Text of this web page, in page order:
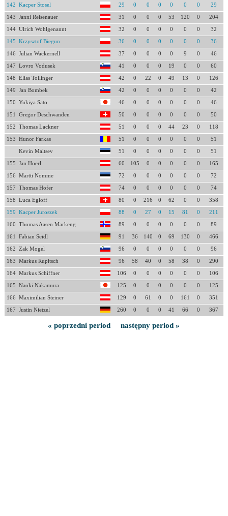
142 Kacper Stosel 29 0 0 0 0 0 0 29
143 Janni Reisenauer 31 0 0 0 53 120 0 204
144 Ulrich Wohlgenannt 32 0 0 0 0 0 0 32
145 Krzysztof Biegun 36 0 0 0 0 0 0 36
146 Julian Wackernell 37 0 0 0 0 9 0 46
147 Lovro Vodusek 41 0 0 0 19 0 0 60
148 Elias Tollinger 42 0 22 0 49 13 0 126
149 Jan Bombek 42 0 0 0 0 0 0 42
150 Yukiya Sato 46 0 0 0 0 0 0 46
151 Gregor Deschwanden 50 0 0 0 0 0 0 50
152 Thomas Lackner 51 0 0 0 44 23 0 118
153 Hunor Farkas 51 0 0 0 0 0 0 51
Kevin Maltsev 51 0 0 0 0 0 0 51
155 Jan Hoerl 60 105 0 0 0 0 0 165
156 Martti Nomme 72 0 0 0 0 0 0 72
157 Thomas Hofer 74 0 0 0 0 0 0 74
158 Luca Egloff 80 0 216 0 62 0 0 358
159 Kacper Juroszek 88 0 27 0 15 81 0 211
160 Thomas Aasen Markeng 89 0 0 0 0 0 0 89
161 Fabian Seidl 91 36 140 0 69 130 0 466
162 Zak Mogel 96 0 0 0 0 0 0 96
163 Markus Rupitsch 96 58 40 0 58 38 0 290
164 Markus Schiffner 106 0 0 0 0 0 0 106
165 Naoki Nakamura 125 0 0 0 0 0 0 125
166 Maximilian Steiner 129 0 61 0 0 161 0 351
167 Justin Nietzel 260 0 0 0 41 66 0 367
« poprzedni period następny period »